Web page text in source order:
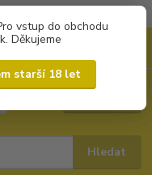
vstup do obchodu
Děkujeme
starší 18 let
Hledat